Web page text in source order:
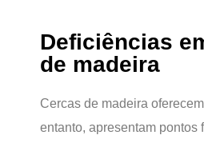
Deficiências
de madeira
Cercas de madeira
entanto, apresentam pontos